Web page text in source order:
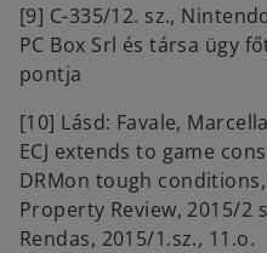
[9] C-335/12. sz.,
PC Box Srl és társa ügy
pontja
[10] Lásd: Favale,
ECJ extends to game
DRMon tough
Property Review, 2015/2
Rendas, 2015/1.sz., 11.o.